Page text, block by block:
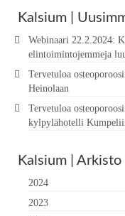
Kalsium |
Webinaari 22.2.2024:
elintoimintojemmeja
Tervetuloa
Heinolaan
Tervetuloa
kylpylähotelli
Kalsium | Arkisto
2024
2023